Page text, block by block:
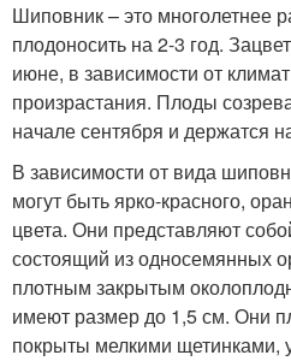
Шиповник – это многолетнее
плодоносить на 2-3 год.
июне, в зависимости от
произрастания. Плоды
начале сентября и держатся
В зависимости от вида
могут быть ярко-красного,
цвета. Они представляют
состоящий из односемянных
плотным закрытым
имеют размер до 1,5 см. Они
покрыты мелкими щетинками,